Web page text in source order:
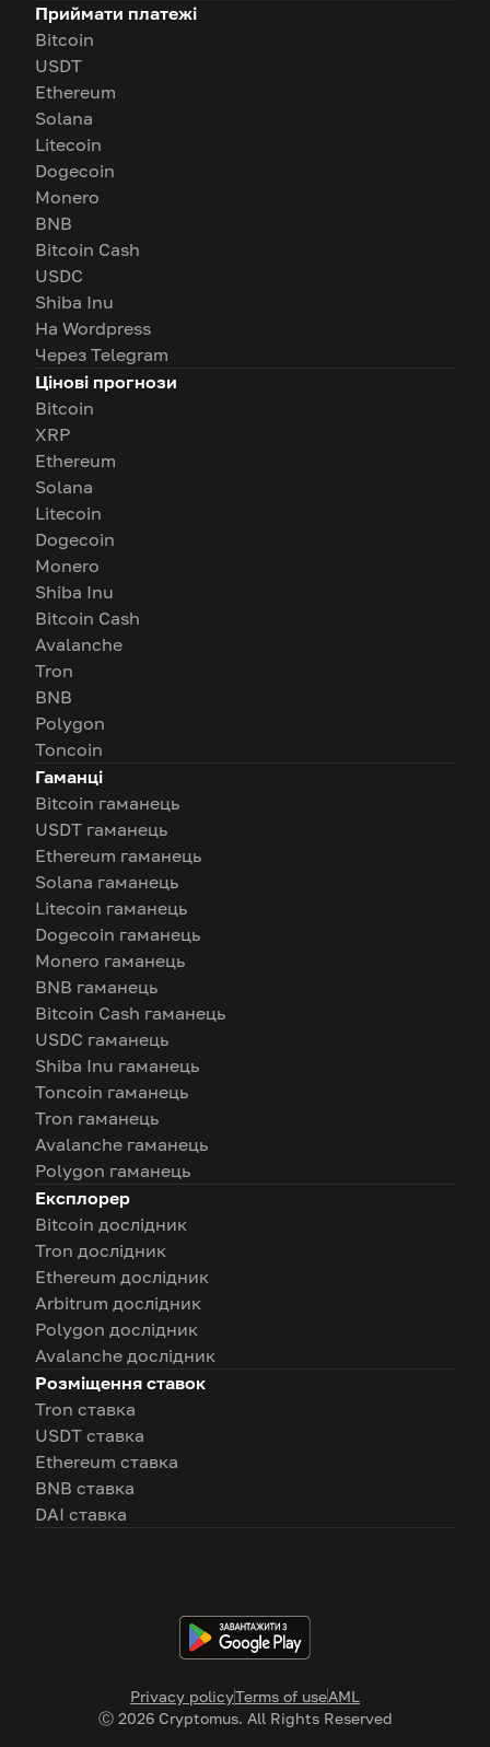
Privacy policyTerms of useAML
Ⓒ 2026Cryptomus. All Rights Reserved
Приймати платежі
Bitcoin
USDT
Ethereum
Solana
Litecoin
Dogecoin
Monero
BNB
Bitcoin Cash
USDC
Shiba Inu
На Wordpress
Через Telegram
Цінові прогнози
Bitcoin
XRP
Ethereum
Solana
Litecoin
Dogecoin
Monero
Shiba Inu
Bitcoin Cash
Avalanche
Tron
BNB
Polygon
Toncoin
Гаманці
Bitcoin гаманець
USDT гаманець
Ethereum гаманець
Solana гаманець
Litecoin гаманець
Dogecoin гаманець
Monero гаманець
BNB гаманець
Bitcoin Cash гаманець
USDC гаманець
Shiba Inu гаманець
Toncoin гаманець
Tron гаманець
Avalanche гаманець
Polygon гаманець
Експлорер
Bitcoin дослідник
Tron дослідник
Ethereum дослідник
Arbitrum дослідник
Polygon дослідник
Avalanche дослідник
Розміщення ставок
Tron ставка
USDT ставка
Ethereum ставка
BNB ставка
DAI ставка